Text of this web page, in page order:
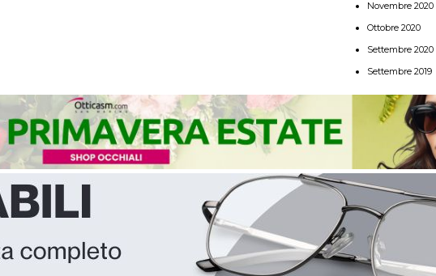
Novembre 2020
Ottobre 2020
Settembre 2020
Settembre 2019